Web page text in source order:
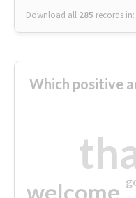
Download all 285 records in:
Which positive
welcome